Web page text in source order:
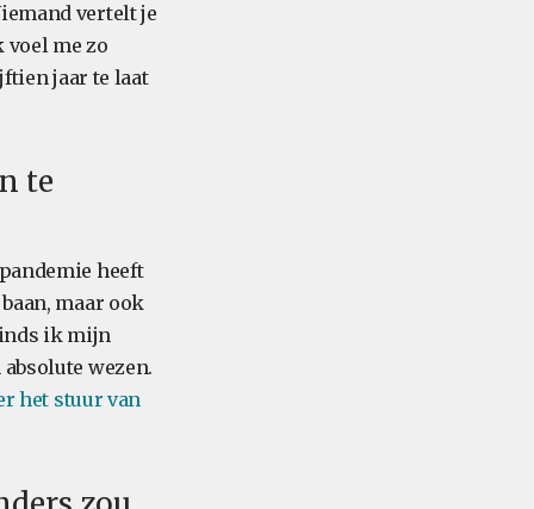
vertelt je
me zo
jaar te laat
te
heeft
maar ook
ik mijn
wezen.
het stuur van